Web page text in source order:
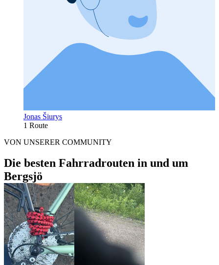
Jonas Šiurys
1 Route
VON UNSERER COMMUNITY
Die besten Fahrradrouten in und um
Bergsjö